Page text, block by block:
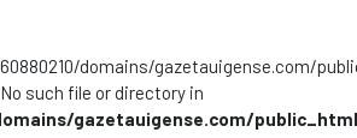
domains/gazetauigense.com/
such file or directory in
gazetauigense.com/